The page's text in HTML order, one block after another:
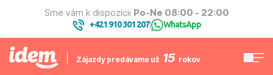
Sme vám k dispozícii Po-Ne 08:00 - 22:00
+421 910 301 207| WhatsApp
Zájazdy predávame už 15 rokov